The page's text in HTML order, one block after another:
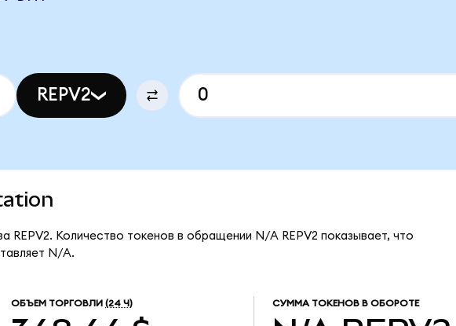
REPV2
REPV2. Количество токенов в обращении N/A REPV2 показывает, что
N/A.
ОБЪЕМ ТОРГОВЛИ (24 Ч) СУММА ТОКЕНОВ В ОБОРОТЕ